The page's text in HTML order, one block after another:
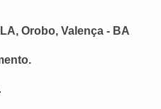
Orobo, Valença - BA